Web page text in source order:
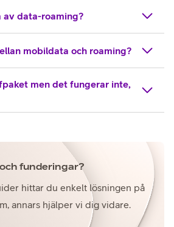
av data-roaming?
mobildata och roaming?
men det fungerar inte,
funderingar?
hittar du enkelt lösningen på
annars hjälper vi dig vidare.